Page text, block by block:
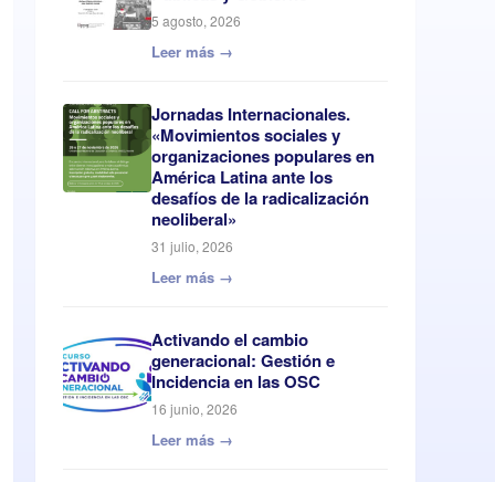
5 agosto, 2026
Leer más →
Jornadas Internacionales.
«Movimientos sociales y
organizaciones populares en
América Latina ante los
desafíos de la radicalización
neoliberal»
31 julio, 2026
Leer más →
Activando el cambio
generacional: Gestión e
Incidencia en las OSC
16 junio, 2026
Leer más →